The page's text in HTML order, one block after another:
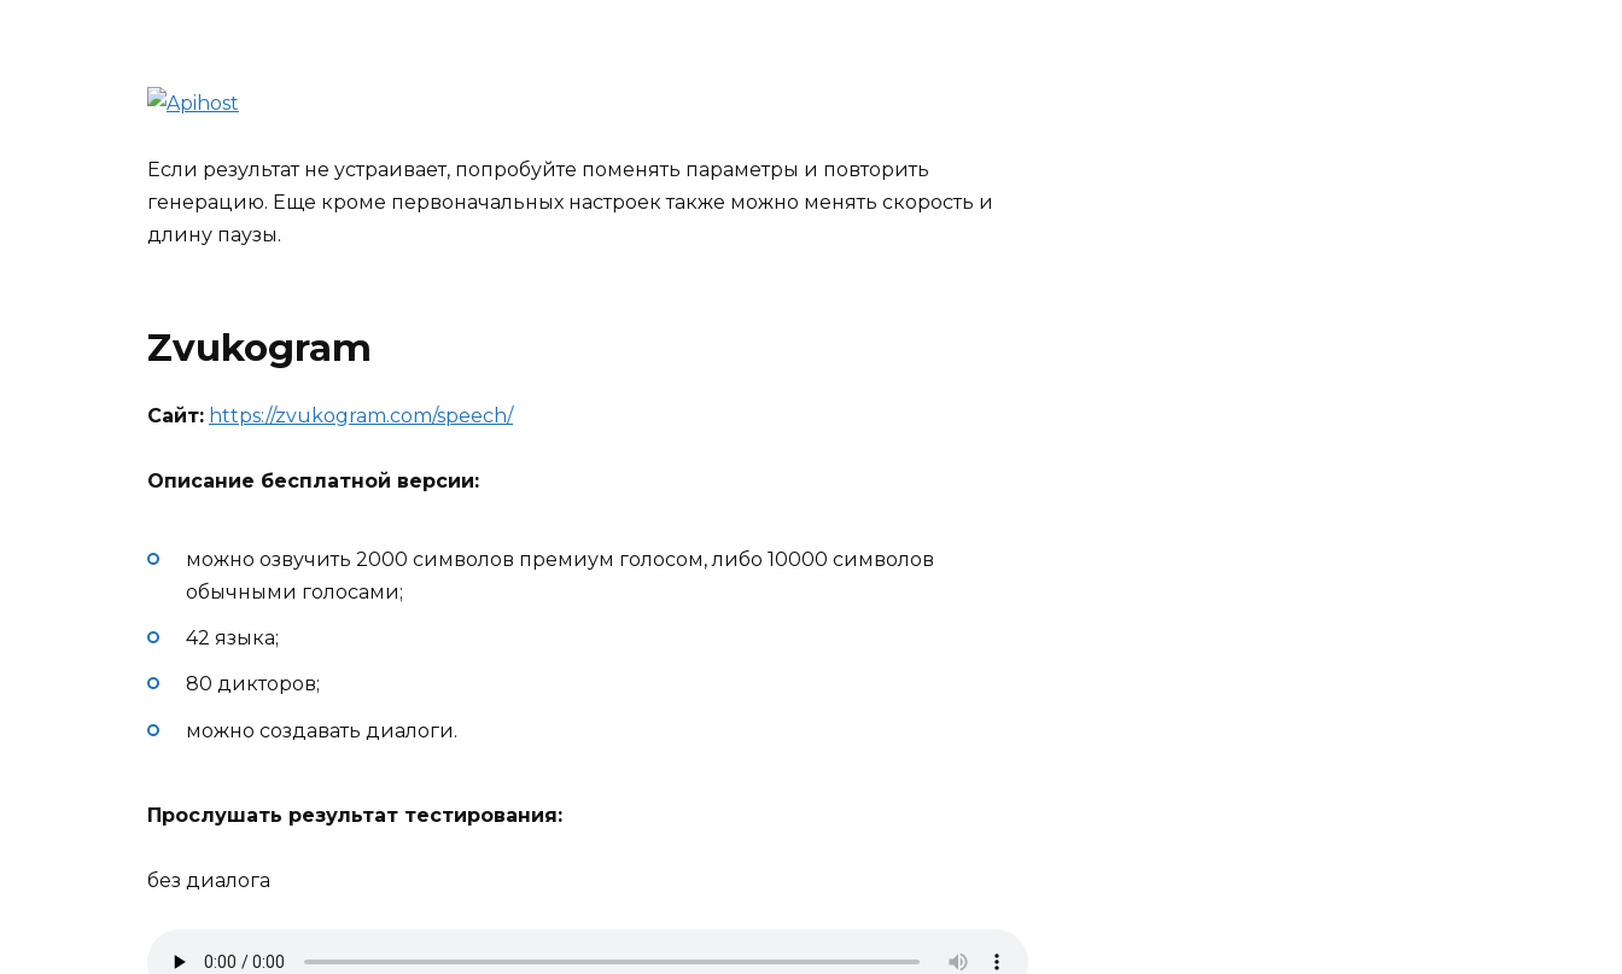
Если результат не устраивает, попробуйте поменять параметры и повторить
генерацию. Еще кроме первоначальных настроек также можно менять скорость и
длину паузы.
Zvukogram
Сайт: https://zvukogram.com/speech/
Описание бесплатной версии:
можно озвучить 2000 символов премиум голосом, либо 10000 символов
обычными голосами;
42 языка;
80 дикторов;
можно создавать диалоги.
Прослушать результат тестирования:
без диалога